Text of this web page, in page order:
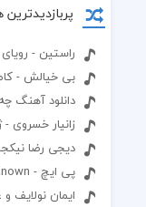
پربازدیدترین
راستین -
بی خیالش -
دانلود آهنگ
زانیار خسروی -
دیجی رضا
پی ایچ - Unknown
ایمان